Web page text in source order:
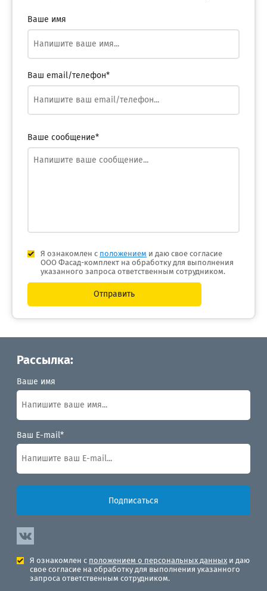
Ваше имя
Ваш email/телефон*
Ваше сообщение*
Я ознакомлен с положением и даю свое согласие
ООО Фасад-комплект на обработку для выполнения
указанного запроса ответственным сотрудником.
Отправить
Рассылка:
Ваше имя
Ваш E-mail*
Подписаться
Я ознакомлен с положением о персональных данных и даю
свое согласие на обработку для выполнения указанного
запроса ответственным сотрудником.